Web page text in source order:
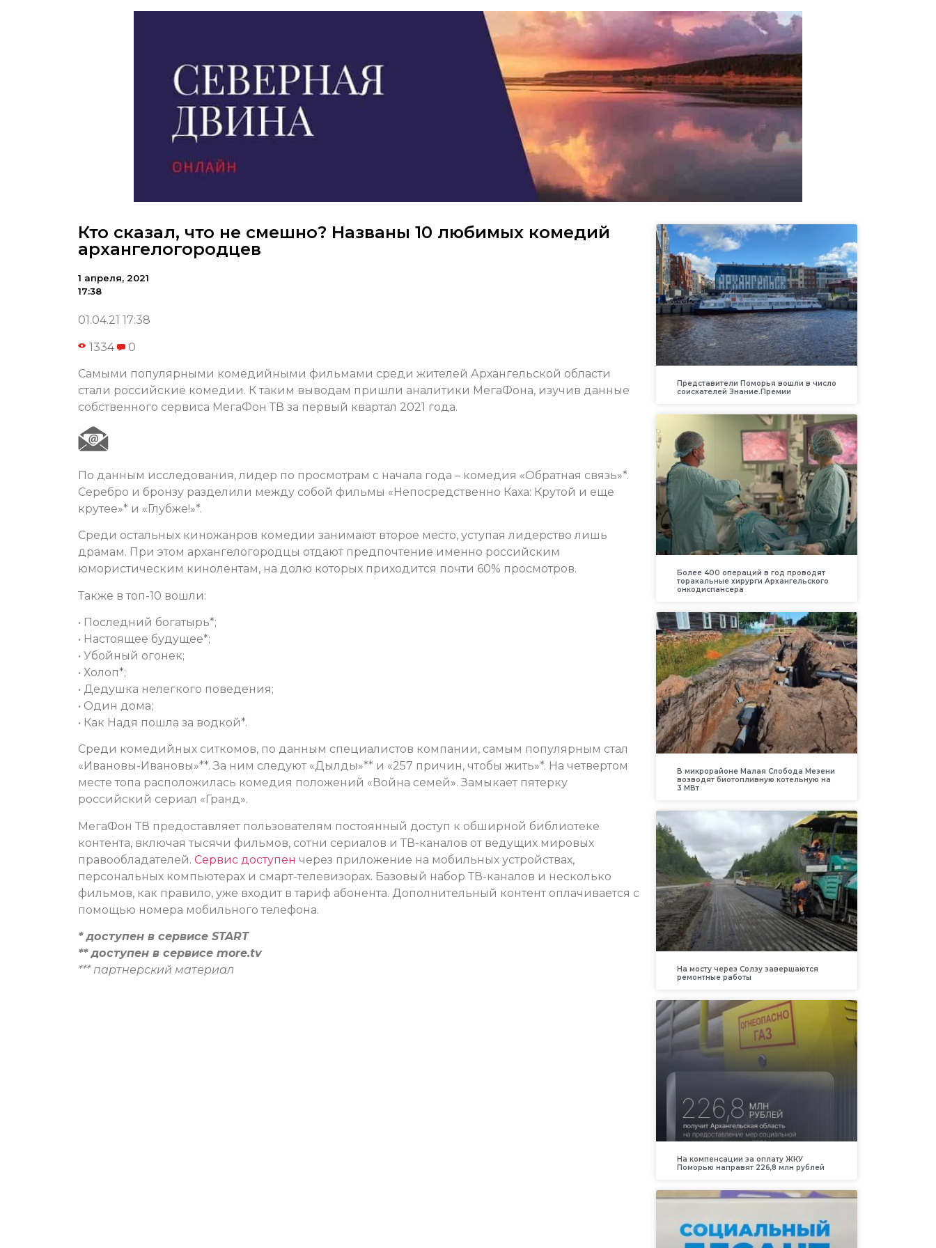
Кто сказал, что не смешно? Названы 10 любимых комедий
архангелогородцев
1 апреля, 2021
17:38
01.04.21 17:38
1334 0
Самыми популярными комедийными фильмами среди жителей Архангельской области
стали российские комедии. К таким выводам пришли аналитики МегаФона, изучив данные
собственного сервиса МегаФон ТВ за первый квартал 2021 года.
По данным исследования, лидер по просмотрам с начала года – комедия «Обратная связь»*.
Серебро и бронзу разделили между собой фильмы «Непосредственно Каха: Крутой и еще
крутее»* и «Глубже!»*.
Среди остальных киножанров комедии занимают второе место, уступая лидерство лишь
драмам. При этом архангелогородцы отдают предпочтение именно российским
юмористическим кинолентам, на долю которых приходится почти 60% просмотров.
Также в топ-10 вошли:
• Последний богатырь*;
• Настоящее будущее*;
• Убойный огонек;
• Холоп*;
• Дедушка нелегкого поведения;
• Один дома;
• Как Надя пошла за водкой*.
Среди комедийных ситкомов, по данным специалистов компании, самым популярным стал
«Ивановы-Ивановы»**. За ним следуют «Дылды»** и «257 причин, чтобы жить»*. На четвертом
месте топа расположилась комедия положений «Война семей». Замыкает пятерку
российский сериал «Гранд».
МегаФон ТВ предоставляет пользователям постоянный доступ к обширной библиотеке
контента, включая тысячи фильмов, сотни сериалов и ТВ-каналов от ведущих мировых
правообладателей. Сервис доступен через приложение на мобильных устройствах,
персональных компьютерах и смарт-телевизорах. Базовый набор ТВ-каналов и несколько
фильмов, как правило, уже входит в тариф абонента. Дополнительный контент оплачивается с
помощью номера мобильного телефона.
* доступен в сервисе START
** доступен в сервисе more.tv
*** партнерский материал
Представители Поморья вошли в число
соискателей Знание.Премии
Более 400 операций в год проводят
торакальные хирурги Архангельского
онкодиспансера
В микрорайоне Малая Слобода Мезени
возводят биотопливную котельную на
3 МВт
На мосту через Солзу завершаются
ремонтные работы
На компенсации за оплату ЖКУ
Поморью направят 226,8 млн рублей